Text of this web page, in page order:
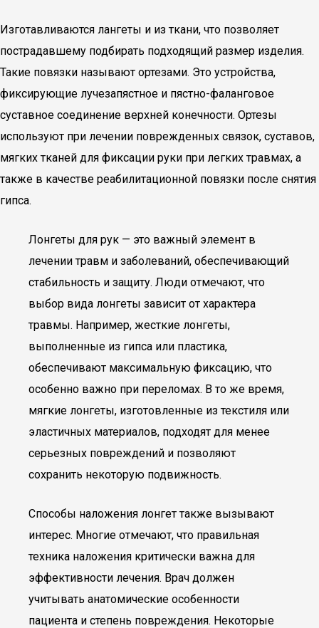
Изготавливаются лангеты и из ткани, что позволяет
пострадавшему подбирать подходящий размер изделия.
Такие повязки называют ортезами. Это устройства,
фиксирующие лучезапястное и пястно-фаланговое
суставное соединение верхней конечности. Ортезы
используют при лечении поврежденных связок, суставов,
мягких тканей для фиксации руки при легких травмах, а
также в качестве реабилитационной повязки после снятия
гипса.
Лонгеты для рук — это важный элемент в
лечении травм и заболеваний, обеспечивающий
стабильность и защиту. Люди отмечают, что
выбор вида лонгеты зависит от характера
травмы. Например, жесткие лонгеты,
выполненные из гипса или пластика,
обеспечивают максимальную фиксацию, что
особенно важно при переломах. В то же время,
мягкие лонгеты, изготовленные из текстиля или
эластичных материалов, подходят для менее
серьезных повреждений и позволяют
сохранить некоторую подвижность.
Способы наложения лонгет также вызывают
интерес. Многие отмечают, что правильная
техника наложения критически важна для
эффективности лечения. Врач должен
учитывать анатомические особенности
пациента и степень повреждения. Некоторые